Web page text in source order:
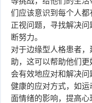
们应该意识到每个人
正视问题，寻找解决
断努力。
对于边缘型人格患者
助，这可以帮助他们
会有效地应对和解决
健康的应对方式，如
面情绪的影响，提高心